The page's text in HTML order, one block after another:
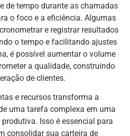
de tempo durante as chamadas
o foco e a eficiência. Algumas
e registrar resultados
o tempo e facilitando ajustes
é possível aumentar o volume
a qualidade, construindo
de clientes.
e recursos transforma a
uma tarefa complexa em uma
Isso é essencial para
consolidar sua carteira de